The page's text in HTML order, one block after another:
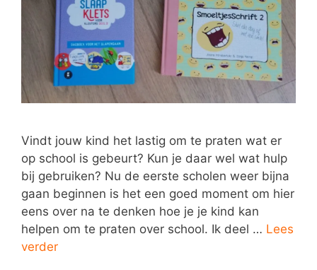
Vindt jouw kind het lastig om te praten wat er
op school is gebeurt? Kun je daar wel wat hulp
bij gebruiken? Nu de eerste scholen weer bijna
gaan beginnen is het een goed moment om hier
eens over na te denken hoe je je kind kan
helpen om te praten over school. Ik deel … Lees
verder